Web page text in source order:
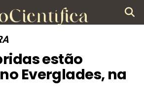
estão
Everglades, na